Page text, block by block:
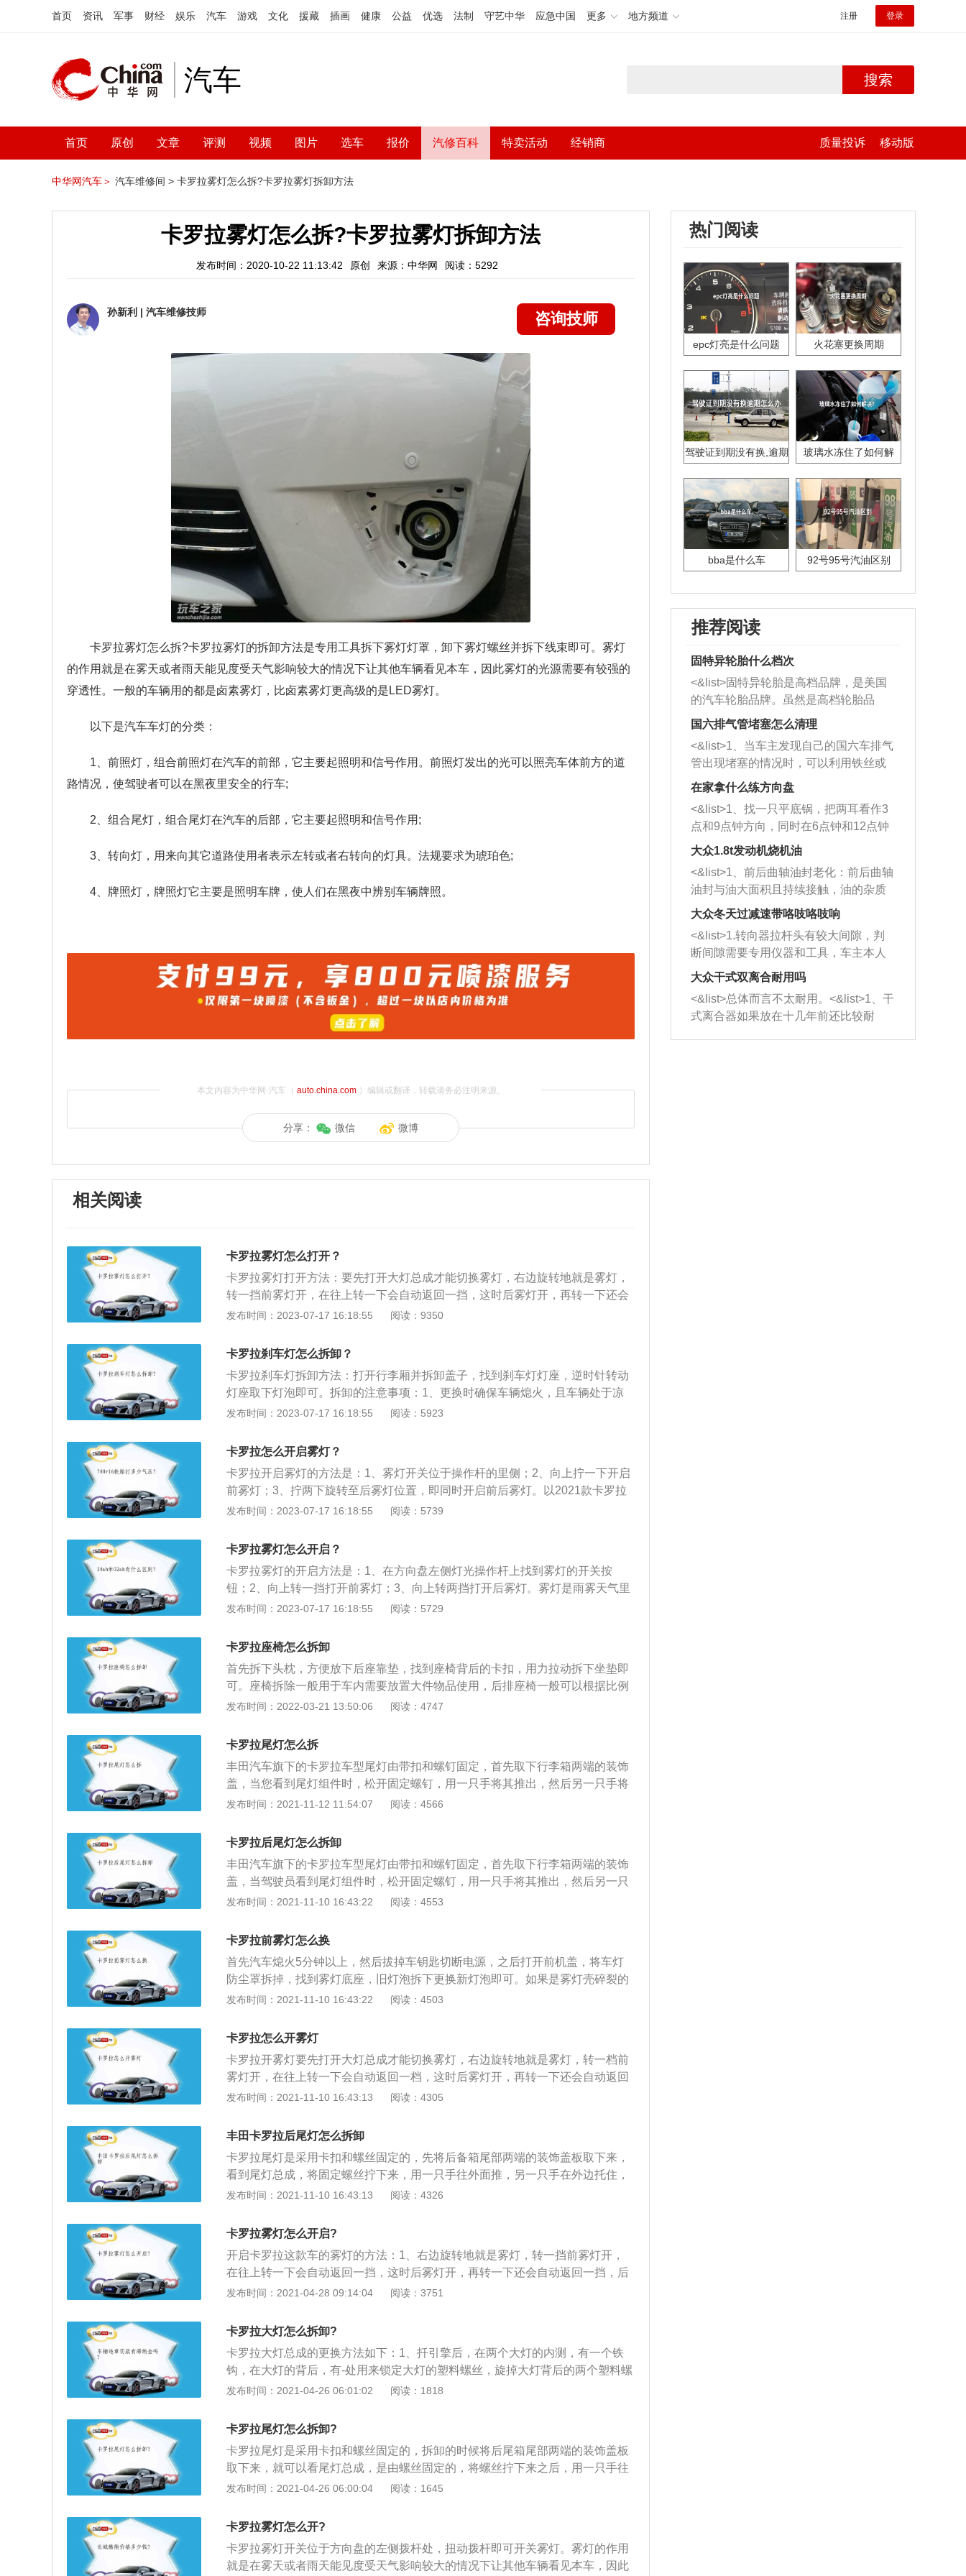
首页 资讯 军事 财经 娱乐 汽车 游戏 文化 援藏 插画 健康 公益 优选 法制 守艺中华 应急中国 更多 地方频道 注册 登录
汽车 搜索
首页 原创 文章 评测 视频 图片 选车 报价 汽修百科 特卖活动 经销商 质量投诉 移动版
中华网汽车＞ 汽车维修间 > 卡罗拉雾灯怎么拆?卡罗拉雾灯拆卸方法
卡罗拉雾灯怎么拆?卡罗拉雾灯拆卸方法
发布时间：2020-10-22 11:13:42 原创 来源：中华网 阅读：5292
孙新利 | 汽车维修技师 咨询技师
卡罗拉雾灯怎么拆?卡罗拉雾灯的拆卸方法是专用工具拆下雾灯灯罩，卸下雾灯螺丝并拆下线束即可。雾灯
的作用就是在雾天或者雨天能见度受天气影响较大的情况下让其他车辆看见本车，因此雾灯的光源需要有较强的
穿透性。一般的车辆用的都是卤素雾灯，比卤素雾灯更高级的是LED雾灯。
以下是汽车车灯的分类：
1、前照灯，组合前照灯在汽车的前部，它主要起照明和信号作用。前照灯发出的光可以照亮车体前方的道
路情况，使驾驶者可以在黑夜里安全的行车;
2、组合尾灯，组合尾灯在汽车的后部，它主要起照明和信号作用;
3、转向灯，用来向其它道路使用者表示左转或者右转向的灯具。法规要求为琥珀色;
4、牌照灯，牌照灯它主要是照明车牌，使人们在黑夜中辨别车辆牌照。
本文内容为中华网·汽车（ auto.china.com）编辑或翻译，转载请务必注明来源。
分享： 微信 微博
相关阅读
卡罗拉雾灯怎么打开？
卡罗拉雾灯打开方法：要先打开大灯总成才能切换雾灯，右边旋转地就是雾灯，
转一挡前雾灯开，在往上转一下会自动返回一挡，这时后雾灯开，再转一下还会
自动返回一挡，后雾灯关。防雾灯分前雾灯和后雾灯，前雾灯一般为明亮的白
林轮胎215/45R17轮胎。卡罗拉的尺寸为长4630mm、宽1775mm、高1480m
m，轴距为2700mm，这款车黑色的网状进气格栅更是增强了运动气息，新式保
险杠下方进气格栅部分尺寸增加，同时后保险杠也进行了相应的修正。
发布时间：2023-07-17 16:18:55 阅读：9350
卡罗拉刹车灯怎么拆卸？
卡罗拉刹车灯拆卸方法：打开行李厢并拆卸盖子，找到刹车灯灯座，逆时针转动
灯座取下灯泡即可。拆卸的注意事项：1、更换时确保车辆熄火，且车辆处于凉
车状态再进行更换操作，以免烫伤皮肤。2、拿取灯泡时不要触及灯泡玻璃体，
命，而手指的污渍可能会使玻璃表面的热胀不均，造成灯泡的破碎。3、刹车灯
是楔形座灯泡，功率21W。购买灯泡时不用一味的追求原厂灯泡，只要符合国家
相关年检规定的正厂灯泡都可以选择。
发布时间：2023-07-17 16:18:55 阅读：5923
卡罗拉怎么开启雾灯？
卡罗拉开启雾灯的方法是：1、雾灯开关位于操作杆的里侧；2、向上拧一下开启
前雾灯；3、拧两下旋转至后雾灯位置，即同时开启前后雾灯。以2021款卡罗拉
为例，其车身尺寸是：长4635mm、宽1780mm、高1455mm，轴距为2700mm，
式独立悬架，其搭载了1.8l自然吸气发动机，最大马力是98ps，最大功率是72k
w，最大扭矩是142nm，与其匹配的是电子无级变速箱。
发布时间：2023-07-17 16:18:55 阅读：5739
卡罗拉雾灯怎么开启？
卡罗拉雾灯的开启方法是：1、在方向盘左侧灯光操作杆上找到雾灯的开关按
钮；2、向上转一挡打开前雾灯；3、向上转两挡打开后雾灯。雾灯是雨雾天气里
使用的灯光信号，其主要特点是雾中穿透性强，在能见度低下的天气里，容易让
轿车，其车身长宽高分别是：4630毫米、1775毫米、1480毫米，轴距为2700毫
米，油箱容积为55升，行李箱容积为426至452升。
发布时间：2023-07-17 16:18:55 阅读：5729
卡罗拉座椅怎么拆卸
首先拆下头枕，方便放下后座靠垫，找到座椅背后的卡扣，用力拉动拆下坐垫即
可。座椅拆除一般用于车内需要放置大件物品使用，后排座椅一般可以根据比例
放倒或整体放倒。整体放倒可以使后备箱的空间比例变大，可以放置很多大件物
继续坐人，放倒部分可以放置大件物品。比较常见的放倒比例为4:6，后排座椅中
放倒两个座椅，保留一个座椅的处理方法，是4:6放倒。按比例放倒是常见的拆除
座椅的方法，既可以兼顾乘客又可以扩大后备箱的放置空间。
发布时间：2022-03-21 13:50:06 阅读：4747
卡罗拉尾灯怎么拆
丰田汽车旗下的卡罗拉车型尾灯由带扣和螺钉固定，首先取下行李箱两端的装饰
盖，当您看到尾灯组件时，松开固定螺钉，用一只手将其推出，然后另一只手将
其推出，握住它以防止其掉落。丰田汽车旗下的卡罗拉车型尾灯包括刹车灯，转
灯和右倒车灯，即单个雾灯和单个倒车灯转向信号灯和刹车灯是对称的，每侧一
个。安装花冠尾灯时，请先使用扣环将其扣紧，然后拧紧尾箱中的螺钉，然后盖
上装饰盖，尾灯的更换已完成，新的卡罗拉车型和旧的卡罗拉车型在尾灯的设计
上有很大的不同，新的卡罗拉车型宽度灯和刹车灯也使用LED灯，LED组件具有
简单的结构，并且非常耐冲击和振动，它不易损坏，可以很好地适应各种环境，
发布时间：2021-11-12 11:54:07 阅读：4566
卡罗拉后尾灯怎么拆卸
丰田汽车旗下的卡罗拉车型尾灯由带扣和螺钉固定，首先取下行李箱两端的装饰
盖，当驾驶员看到尾灯组件时，松开固定螺钉，用一只手将其推出，然后另一只
手将其推出，握住它以防止其掉落。丰田汽车旗下的卡罗拉车型尾灯包括转向信
左雾灯和右倒车灯，即单个雾灯和单个倒车灯，转向信号灯和刹车灯是对称的，
每侧一个。安装卡罗拉尾灯时，请先使用卡扣将其扣紧，然后拧紧尾箱中的螺
钉，然后盖上装饰盖，完成尾灯的更换。新的卡罗拉和旧的卡罗拉在尾灯的设计
上有很大的不同，新的卡罗拉宽度灯和刹车灯也使用LED灯，LED组件具有简单
的结构，并且非常耐冲击和振动，它不易损坏，可以很好地适应各种环境，车主
发布时间：2021-11-10 16:43:22 阅读：4553
卡罗拉前雾灯怎么换
首先汽车熄火5分钟以上，然后拔掉车钥匙切断电源，之后打开前机盖，将车灯
防尘罩拆掉，找到雾灯底座，旧灯泡拆下更换新灯泡即可。如果是雾灯壳碎裂的
整体更换，则购买大灯总成，将大灯的固定螺栓拧出，将新雾灯固定拧紧安装好
机完全停止工作，最好等待发动机完全冷却再打开发动机舱盖。以免在操作时被
未冷却的发动机烫伤。此时能看见汽车雾灯内部的线路和防尘罩。将连接线路和
防尘罩拆下来之后，可以看到车灯总成，灯泡也就安装在车灯总成底座上，拆下
换上即可。如果是雾灯罩碎裂损坏，则需要购买整个雾灯，然后拧下旧灯的固定
螺栓，将新大灯装好，螺栓拧紧，插上电源线即可。最后发动汽车开启雾灯，确
发布时间：2021-11-10 16:43:22 阅读：4503
卡罗拉怎么开雾灯
卡罗拉开雾灯要先打开大灯总成才能切换雾灯，右边旋转地就是雾灯，转一档前
雾灯开，在往上转一下会自动返回一档，这时后雾灯开，再转一下还会自动返回
一档，后雾灯关。防雾灯分前雾灯和后雾灯，前雾灯一般为明亮的白色，后雾灯
的，后雾灯的是平行的，一般位于车内的仪表控制台上。由于防雾灯亮度高、穿
透性强，不会因雾气而产生漫反射，所以正确使用能够有效预防事故的发生。在
有雾的天气，前后雾灯通常是一起使用的。根据欧盟ECER38法规，大部分的欧
盟国家都允许：一颗或两颗后雾灯。若只配置一颗后雾灯,其位置可以是在车体正
中央,或是与驾驶人同侧，配置两颗的话，则必须是左右对称。但是因为两颗后雾
雾灯的位置,必须和刹车灯相距10cm以上。
发布时间：2021-11-10 16:43:13 阅读：4305
丰田卡罗拉后尾灯怎么拆卸
卡罗拉尾灯是采用卡扣和螺丝固定的，先将后备箱尾部两端的装饰盖板取下来，
看到尾灯总成，将固定螺丝拧下来，用一只手往外面推，另一只手在外边托住，
防止掉落摔坏。卡罗拉后尾灯在安装的时候，要先使用卡扣扣住，然后在后尾箱
卡罗拉在尾灯的设计上有很大的不同，而新出的拉罗拉示宽灯和刹车灯也使用了
LED灯，LED元件结构简单，抗冲击性、抗震性非常好，不易破碎，能够很好地
适应各种环境。车主在购买时，一定要看清楚适合的年款。卡罗拉后尾灯包括转
向灯、刹车灯、位置灯、后雾灯、倒车灯、停车灯。后雾灯和倒车灯是左右分布
的，左雾灯，右倒车灯，也就是说是单雾灯单倒车灯。转向灯和刹车灯是对称
发布时间：2021-11-10 16:43:13 阅读：4326
卡罗拉雾灯怎么开启?
开启卡罗拉这款车的雾灯的方法：1、右边旋转地就是雾灯，转一挡前雾灯开，
在往上转一下会自动返回一挡，这时后雾灯开，再转一下还会自动返回一挡，后
雾灯关。雾灯必须开启灯光（示宽灯、前照灯）后才会亮；2、防雾灯分前雾灯
有一点区别，前雾灯标志的灯光线条是向下的，后雾灯的是平行的，一般位于车
内的仪表控制台上；3、由于防雾灯亮度高、穿透性强，不会因雾气而产生漫反
射，所以正确使用能够有效预防事故的发生。在有雾的天气，前后雾灯通常是一
起使用的。
发布时间：2021-04-28 09:14:04 阅读：3751
卡罗拉大灯怎么拆卸?
卡罗拉大灯总成的更换方法如下：1、扦引擎后，在两个大灯的内测，有一个铁
钩，在大灯的背后，有-处用来锁定大灯的塑料螺丝，旋掉大灯背后的两个塑料螺
丝，存放好，再将铁钩向外拉到底，大灯自然就出来了；2、大灯卸出之后，会
方，能找到扣子，按下去就可将线束退出，注意不要用蛮力，可能会拉坏线的，
摸索一下很容易就出来了，结构跟电脑里的电源接口差不多；3、拆下大灯之
后，找个稳妥的地方放好，就可以去观察一下大灯的底座及其固定方法，中间的
固定导轨用来滑入或滑出大灯，右边的铁钩是锁止装置，拉出就松开大灯，推进
去就锁住大灯；4、拔掉线束后，汽车的大灯总成就下来了。
发布时间：2021-04-26 06:01:02 阅读：1818
卡罗拉尾灯怎么拆卸?
卡罗拉尾灯是采用卡扣和螺丝固定的，拆卸的时候将后尾箱尾部两端的装饰盖板
取下来，就可以看尾灯总成，是由螺丝固定的，将螺丝拧下来之后，用一只手往
外面推，一只手在外边扶住，即可拆卸下来。以下就是尾灯光源的分类：1、白
光为连续光谱；2、发光二极管：发光二极管的原理是结型二极管在正偏态下，N
区电子与P区空穴相互穿过PN结，电子与空穴复合发光；3、霓虹灯光源：霓虹
光源的发光原理是在充有惰性气体的放电管两端加以电场，使其产生连续放电。
发布时间：2021-04-26 06:00:04 阅读：1645
卡罗拉雾灯怎么开?
卡罗拉雾灯开关位于方向盘的左侧拨杆处，扭动拨杆即可开关雾灯。雾灯的作用
就是在雾天或者雨天能见度受天气影响较大的情况下让其他车辆看见本车，因此
热门阅读
epc灯亮是什么问题 火花塞更换周期
驾驶证到期没有换,逾期
玻璃水冻住了如何解
bba是什么车 92号95号汽油区别
推荐阅读
固特异轮胎什么档次
<&list>固特异轮胎是高档品牌，是美国
的汽车轮胎品牌。虽然是高档轮胎品
牌，但是中高低端的轮胎都有生产，这
也是为了更好的开拓市场。
国六排气管堵塞怎么清理
<&list>1、当车主发现自己的国六车排气
管出现堵塞的情况时，可以利用铁丝或
者是细棍，直接将杂物给取出来，如果
堵塞情况比较严重，也可以采取应急措
施。 <&list>2、直接利用木棍将所有的
杂物推到排气管里面的位置处，然后将
三元催化器拆解开，就可以将堵塞的东
西取出来。但如果是因为积碳过多引起
的堵塞，就需要将三元催化器泡在草酸
洗剂对堵塞的情况得到解决，将清洗剂
放在燃油箱中，与燃油混合后，车辆启
动时，就可以和汽油一起进入到燃烧
室，最后形成废气排出，就可以让三元
催化器得到清洗，排气管堵塞的情况就
能够得到解决。
在家拿什么练方向盘
<&list>1、找一只平底锅，把两耳看作3
点和9点钟方向，同时在6点钟和12点钟
方向做一个标记。 <&list>2、双手握住
一圈半的练习，往右同样也要打相同的
圈数。 <&list>3、最后强调要反复练
习，这样就可以形成肌肉记忆，在真实
驾驶车辆时，不需要记忆也能打好方
向。
大众1.8t发动机烧机油
<&list>1、前后曲轴油封老化：前后曲轴
油封与油大面积且持续接触，油的杂质
和发动机内持续温度变化使其密封效果
逐渐减弱，导致渗油或漏油。<&list>2、
活塞间隙过大：积碳会使活塞环与缸体
的间隙扩大，导致机油流入燃烧室中，
造成烧机油。<&list>3、机油粘度。使用
机油粘度过小的话，同样会有烧机油现
象，机油粘度过小具有很好的流动性，
大众冬天过减速带咯吱咯吱响
<&list>1.转向器拉杆头有较大间隙，判
断间隙需要专用仪器和工具，车主本人
无法制作，需要将车辆送到修理厂或4s
店；<&list>2.车辆半轴套管防尘罩破
裂，破裂后会出现漏油现象，使半轴磨
损严重，磨损的半轴容易损坏，产生异
响；<&list>3.稳定器的转向胶套和球头
大众干式双离合耐用吗
<&list>总体而言不太耐用。<&list>1、干
式离合器如果放在十几年前还比较耐